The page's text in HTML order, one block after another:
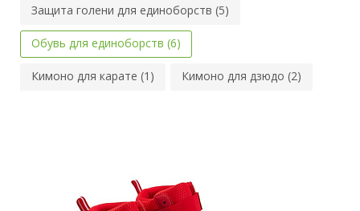
Защита голени для единоборств (5)
Обувь для единоборств (6)
Кимоно для карате (1) Кимоно для дзюдо (2)